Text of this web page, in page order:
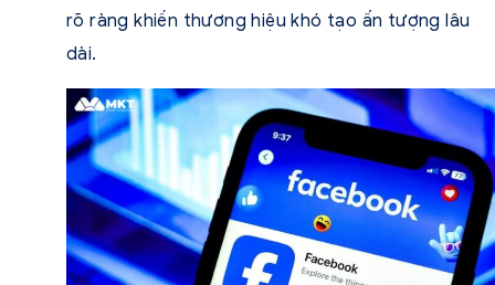
rõ ràng khiến thương hiệu khó tạo ấn tượng lâu
dài.